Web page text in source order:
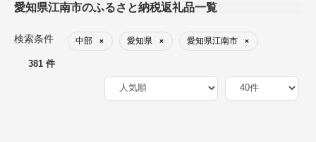
愛知県江南市のふるさと納税返礼品一覧
検索条件 中部 × 愛知県 × 愛知県江南市 ×
381 件